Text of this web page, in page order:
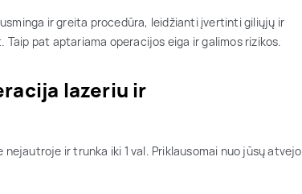
ir greita procedūra, leidžianti įvertinti giliųjų ir
pat aptariama operacijos eiga ir galimos rizikos.
lazeriu ir
ir trunka iki 1 val. Priklausomai nuo jūsų atvejo